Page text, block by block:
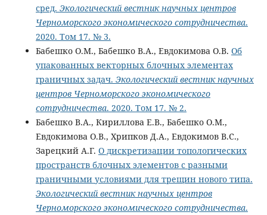
сред. Экологический вестник научных центров
Черноморского экономического сотрудничества.
2020. Том 17. № 3.
Бабешко О.М., Бабешко В.А., Евдокимова О.В. Об
упакованных векторных блочных элементах
граничных задач. Экологический вестник научных
центров Черноморского экономического
сотрудничества. 2020. Том 17. № 2.
Бабешко В.А., Кириллова Е.В., Бабешко О.М.,
Евдокимова О.В., Хрипков Д.А., Евдокимов В.С.,
Зарецкий А.Г. О дискретизации топологических
пространств блочных элементов с разными
граничными условиями для трещин нового типа.
Экологический вестник научных центров
Черноморского экономического сотрудничества.